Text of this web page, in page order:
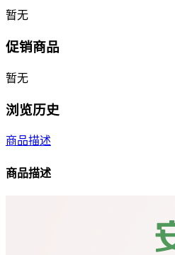
暂无
促销商品
暂无
浏览历史
商品描述
商品描述